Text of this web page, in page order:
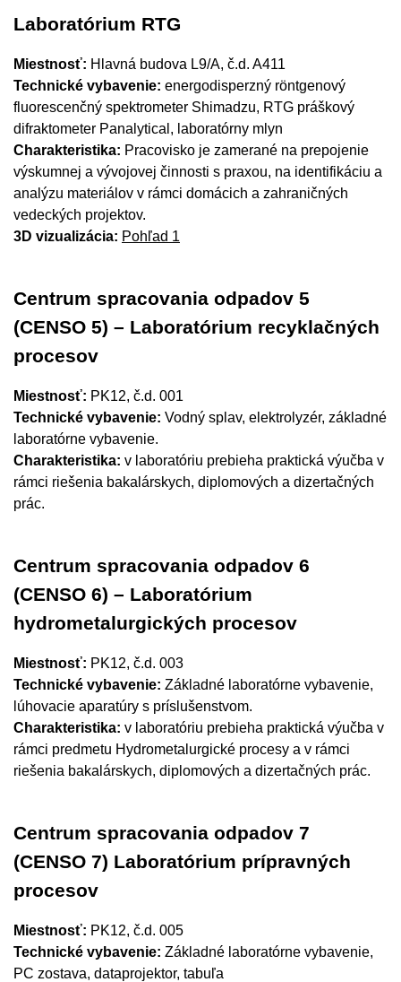
Laboratórium RTG
Miestnosť: Hlavná budova L9/A, č.d. A411
Technické vybavenie: energodisperzný röntgenový
fluorescenčný spektrometer Shimadzu, RTG práškový
difraktometer Panalytical, laboratórny mlyn
Charakteristika: Pracovisko je zamerané na prepojenie
výskumnej a vývojovej činnosti s praxou, na identifikáciu a
analýzu materiálov v rámci domácich a zahraničných
vedeckých projektov.
3D vizualizácia: Pohľad 1
Centrum spracovania odpadov 5
(CENSO 5) – Laboratórium recyklačných
procesov
Miestnosť: PK12, č.d. 001
Technické vybavenie: Vodný splav, elektrolyzér, základné
laboratórne vybavenie.
Charakteristika: v laboratóriu prebieha praktická výučba v
rámci riešenia bakalárskych, diplomových a dizertačných
prác.
Centrum spracovania odpadov 6
(CENSO 6) – Laboratórium
hydrometalurgických procesov
Miestnosť: PK12, č.d. 003
Technické vybavenie: Základné laboratórne vybavenie,
lúhovacie aparatúry s príslušenstvom.
Charakteristika: v laboratóriu prebieha praktická výučba v
rámci predmetu Hydrometalurgické procesy a v rámci
riešenia bakalárskych, diplomových a dizertačných prác.
Centrum spracovania odpadov 7
(CENSO 7) Laboratórium prípravných
procesov
Miestnosť: PK12, č.d. 005
Technické vybavenie: Základné laboratórne vybavenie,
PC zostava, dataprojektor, tabuľa